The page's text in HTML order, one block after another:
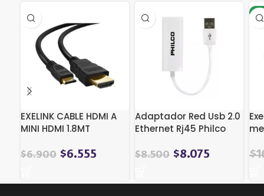
EXELINK CABLE HDMI A
MINI HDMI 1.8MT
$6.900 $6.555
Adaptador Red Usb 2.0
Ethernet Rj45 Philco
$8.500 $8.075
-
El
$